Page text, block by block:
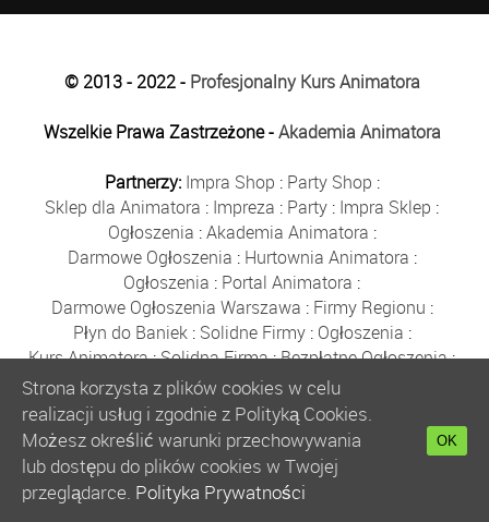
© 2013 - 2022 - Profesjonalny Kurs Animatora
Wszelkie Prawa Zastrzeżone -Akademia Animatora
Partnerzy: Impra Shop : Party Shop :
Sklep dla Animatora : Impreza : Party : Impra Sklep :
Ogłoszenia :Akademia Animatora :
Darmowe Ogłoszenia : Hurtownia Animatora :
Ogłoszenia : Portal Animatora :
Darmowe Ogłoszenia Warszawa : Firmy Regionu :
Płyn do Baniek: Solidne Firmy: Ogłoszenia :
Kurs Animatora:Solidna Firma:Bezpłatne Ogłoszenia:
Animator Czasu Wolnego:
Bezpłatne Ogłoszenia Warszawa:sklep animatora
Bańki Mydlane:Bezpłatne Ogłoszenia
Szkolenie Animatorów:Kurs Animatora
:
Kurs Animatora Warszawa :Rumia
Kurs Animatora Poznań:
Strona korzysta z plików cookies w celu
realizacji usług i zgodnie z Polityką Cookies.
Możesz określić warunki przechowywania
lub dostępu do plików cookies w Twojej
przeglądarce. Polityka Prywatności
OK